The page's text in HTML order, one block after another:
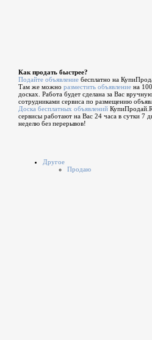
Как продать быстрее?
Подайте объявление бесплатно на
Там же можно разместить объявление на
досках. Работа будет сделана за Вас вручную
сотрудниками сервиса по размещению
Доска бесплатных объявлений
сервисы работают на Вас 24 часа в сутки 7
неделю без перерывов!
Другое
Продаю